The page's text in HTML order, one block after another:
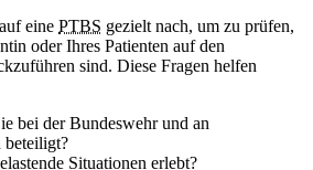
eine PTBS gezielt nach, um zu prüfen,
oder Ihres Patienten auf den
sind. Diese Fragen helfen
bei der Bundeswehr und an
beteiligt?
Situationen erlebt?